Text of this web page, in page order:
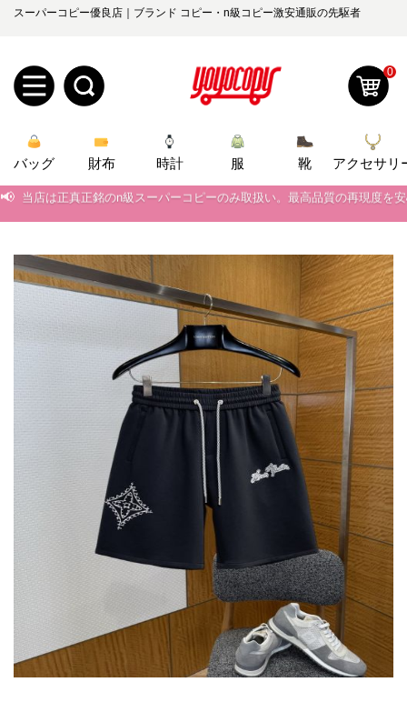
スーパーコピー優良店｜ブランド コピー・n級コピー激安通販の先駆者
規
ユ
ザ
ロ
グ
ン
管せ
yoyocopys@gmail.com
2026人気特集
衣装セット
住まい用品
アクセサリー
アイフォーンケ
ース
最
新
製
品
0
バッグ 財布 時計 服 靴 アクセサリ
当店は正真正銘のn級スーパーコピーのみ取扱い。最高品質の再現度を
📢 当店は正真正銘のn級スーパーコピーのみ取扱い。最高品質の再現度を
2026春の新作続々更新中！期間中のご注文でお得な割引をご利用いただ
新作入荷！ルイ・ヴィトンスーパーコピー バッグ最新モデルが登場。